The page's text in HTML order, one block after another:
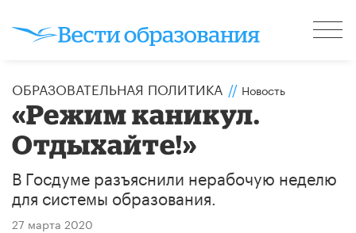
ОБРАЗОВАТЕЛЬНАЯ ПОЛИТИКА // Новость
«Режим каникул.
Отдыхайте!»
В Госдуме разъяснили нерабочую неделю
для системы образования.
27 марта 2020